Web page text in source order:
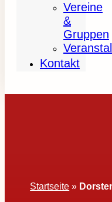
Vereine
&
Gruppen
Kontakt
Startseite »